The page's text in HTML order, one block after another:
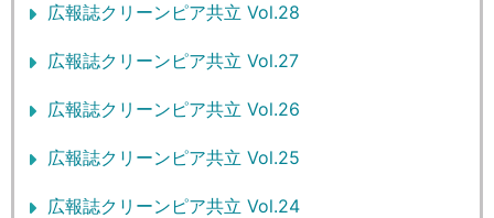
広報誌クリーンピア共立 Vol.28
広報誌クリーンピア共立 Vol.27
広報誌クリーンピア共立 Vol.26
広報誌クリーンピア共立 Vol.25
広報誌クリーンピア共立 Vol.24